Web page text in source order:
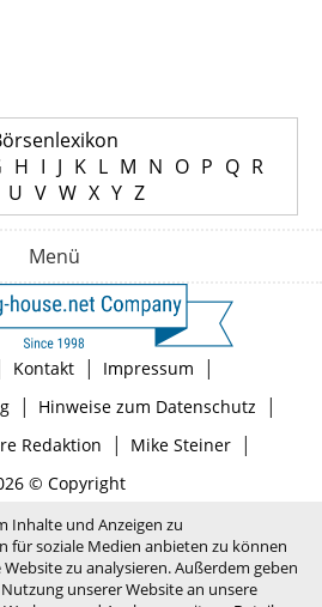
H I J K L M N O P Q R
U V W X Y Z
Menü
Kontakt | Impressum |
| Hinweise zum Datenschutz |
Redaktion | Mike Steiner|
© Copyright
Inhalte und Anzeigen zu
für soziale Medien anbieten zu können
zu analysieren. Außerdem geben
unserer Website an unsere